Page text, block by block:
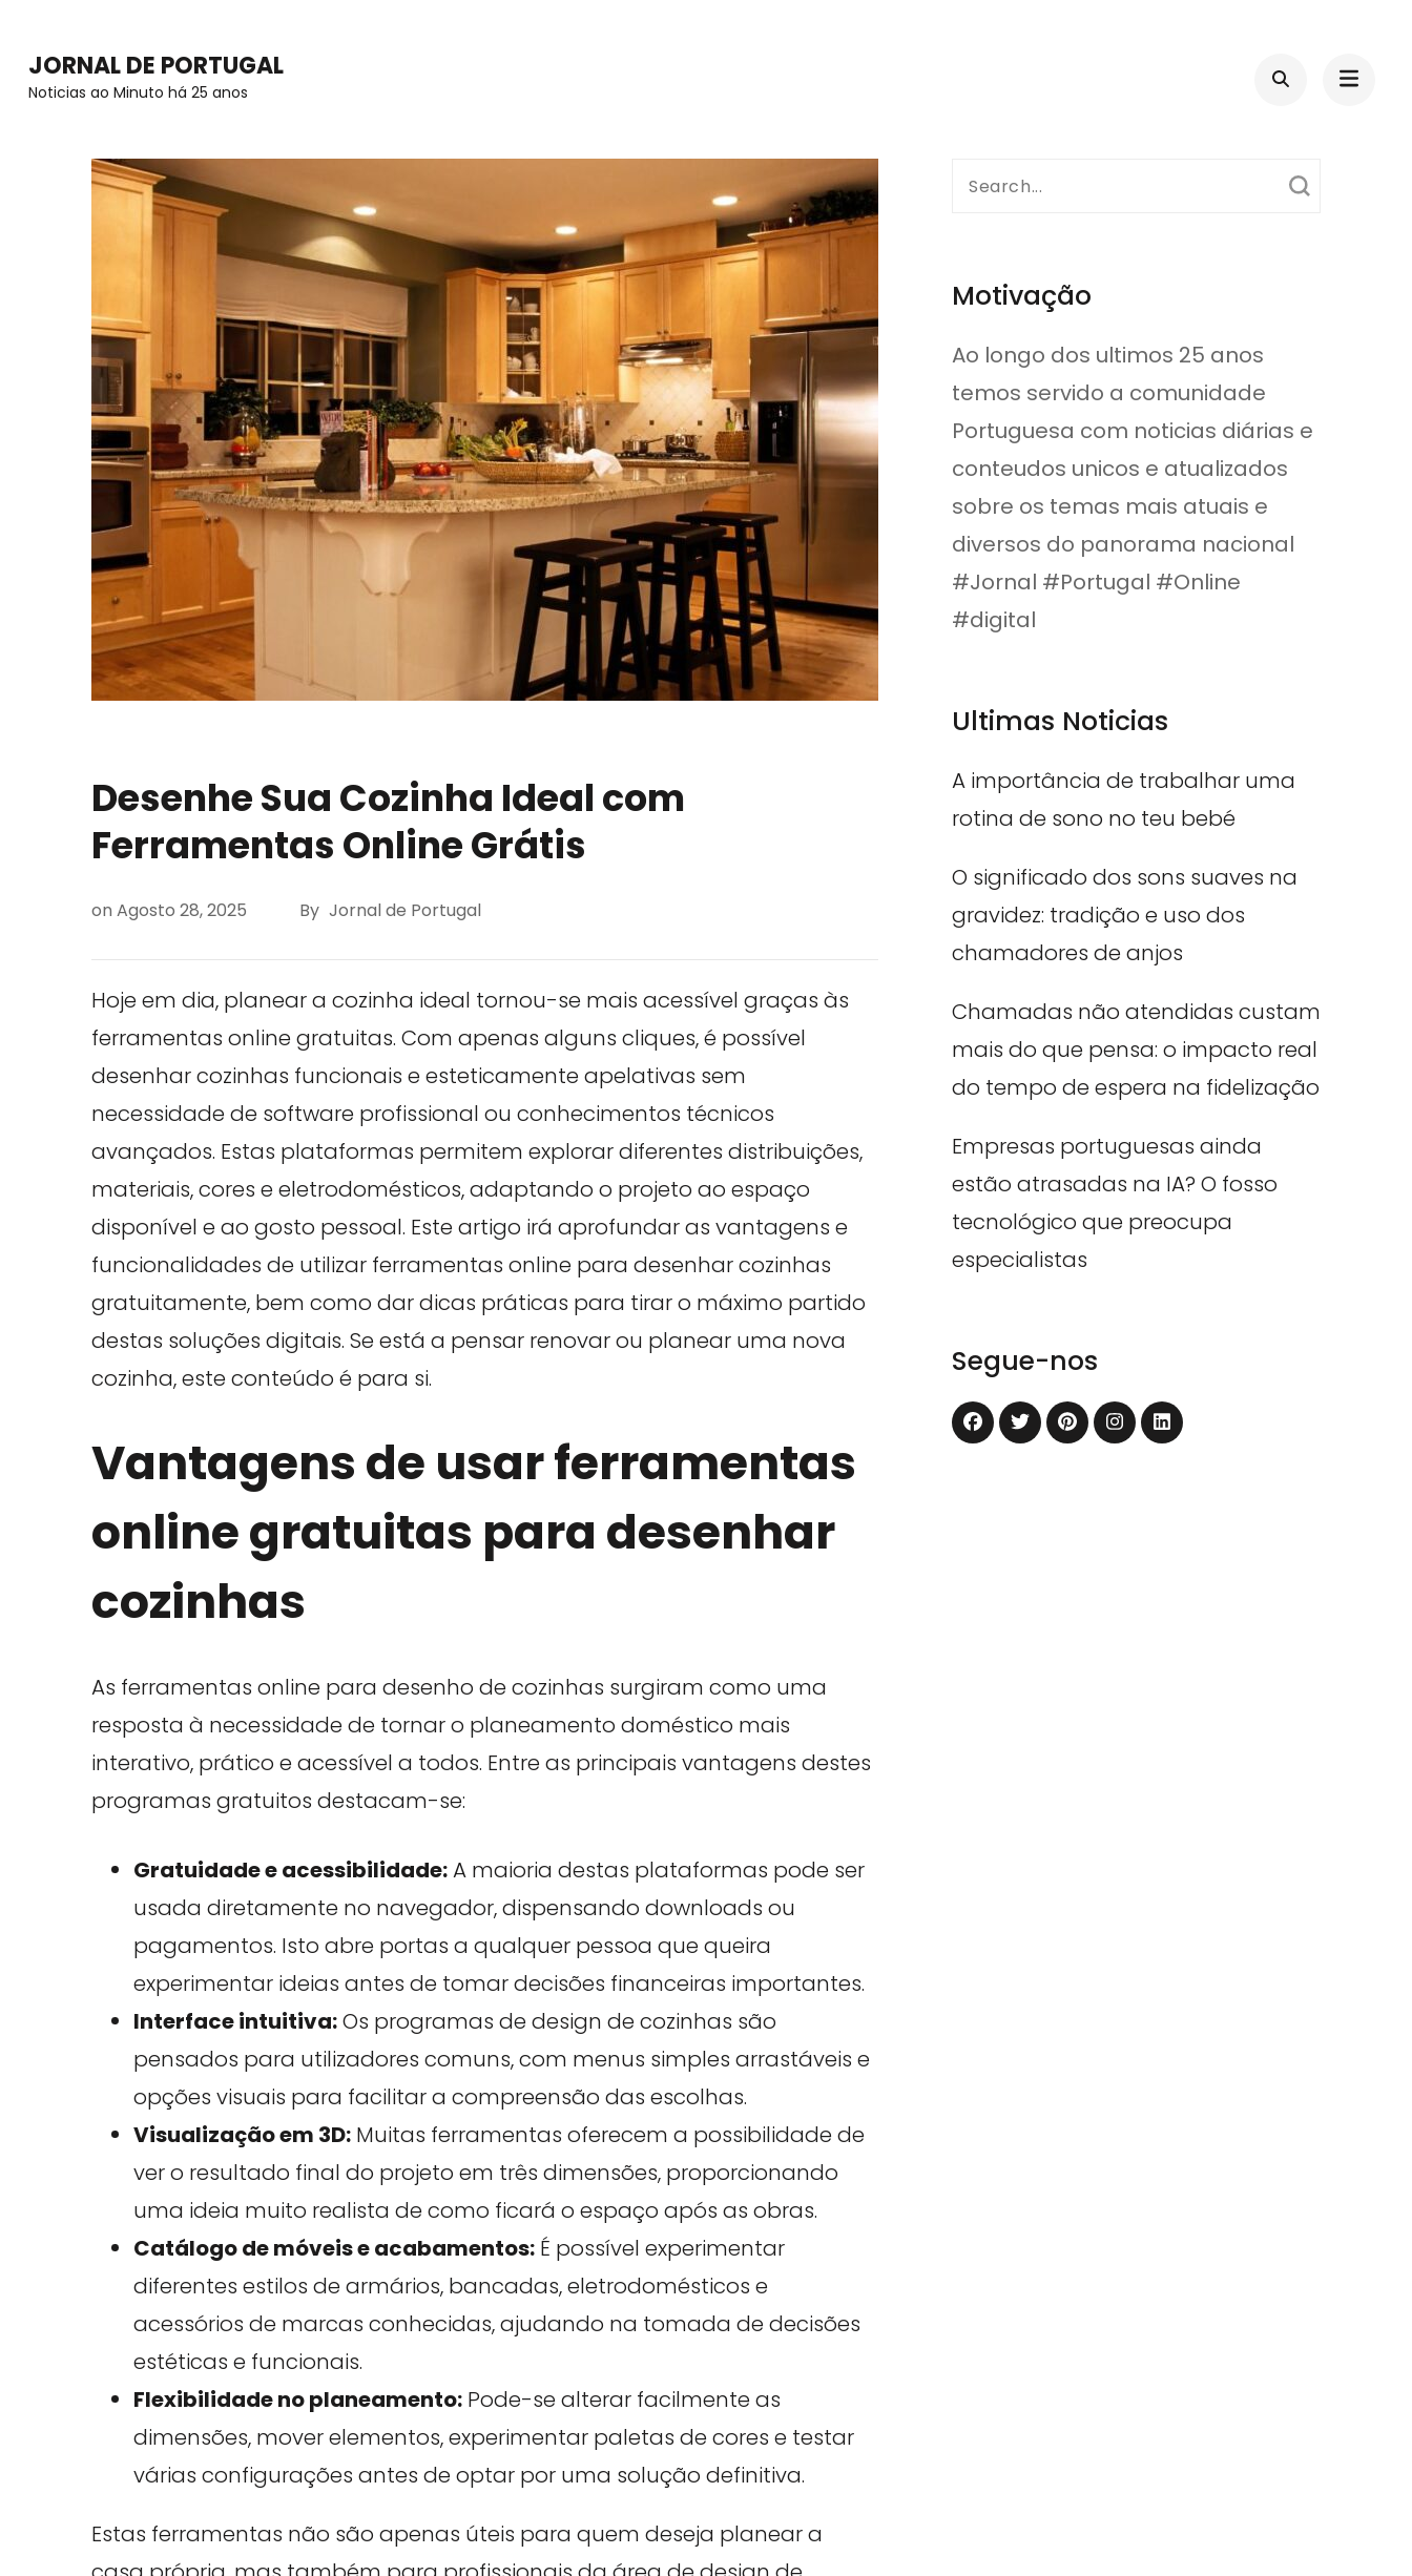
content
JORNAL DE PORTUGAL
Noticias ao Minuto há 25 anos
Desenhe Sua Cozinha Ideal com
Ferramentas Online Grátis
on Agosto 28, 2025 By Jornal de Portugal
Hoje em dia, planear a cozinha ideal tornou-se mais acessível graças às
ferramentas online gratuitas. Com apenas alguns cliques, é possível
desenhar cozinhas funcionais e esteticamente apelativas sem
necessidade de software profissional ou conhecimentos técnicos
avançados. Estas plataformas permitem explorar diferentes distribuições,
materiais, cores e eletrodomésticos, adaptando o projeto ao espaço
disponível e ao gosto pessoal. Este artigo irá aprofundar as vantagens e
funcionalidades de utilizar ferramentas online para desenhar cozinhas
gratuitamente, bem como dar dicas práticas para tirar o máximo partido
destas soluções digitais. Se está a pensar renovar ou planear uma nova
cozinha, este conteúdo é para si.
Vantagens de usar ferramentas
online gratuitas para desenhar
cozinhas
As ferramentas online para desenho de cozinhas surgiram como uma
resposta à necessidade de tornar o planeamento doméstico mais
interativo, prático e acessível a todos. Entre as principais vantagens destes
programas gratuitos destacam-se:
Gratuidade e acessibilidade:A maioria destas plataformas pode ser
usada diretamente no navegador, dispensando downloads ou
pagamentos. Isto abre portas a qualquer pessoa que queira
experimentar ideias antes de tomar decisões financeiras importantes.
Interface intuitiva:Os programas de design de cozinhas são
pensados para utilizadores comuns, com menus simples arrastáveis e
opções visuais para facilitar a compreensão das escolhas.
Visualização em 3D: Muitas ferramentas oferecem a possibilidade de
ver o resultado final do projeto em três dimensões, proporcionando
uma ideia muito realista de como ficará o espaço após as obras.
Catálogo de móveis e acabamentos: É possível experimentar
diferentes estilos de armários, bancadas, eletrodomésticos e
acessórios de marcas conhecidas, ajudando na tomada de decisões
estéticas e funcionais.
Flexibilidade no planeamento: Pode-se alterar facilmente as
dimensões, mover elementos, experimentar paletas de cores e testar
várias configurações antes de optar por uma solução definitiva.
Estas ferramentas não são apenas úteis para quem deseja planear a
Search
Motivação
Ao longo dos ultimos 25 anos
temos servido a comunidade
Portuguesa com noticias diárias e
conteudos unicos e atualizados
sobre os temas mais atuais e
diversos do panorama nacional
#Jornal #Portugal #Online
#digital
Ultimas Noticias
A importância de trabalhar uma
rotina de sono no teu bebé
O significado dos sons suaves na
gravidez: tradição e uso dos
chamadores de anjos
Chamadas não atendidas custam
mais do que pensa: o impacto real
do tempo de espera na fidelização
Empresas portuguesas ainda
estão atrasadas na IA? O fosso
tecnológico que preocupa
especialistas
Segue-nos